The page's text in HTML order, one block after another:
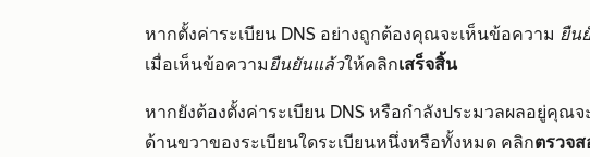
หากตั้งค่าระเบียน DNS อย่างถูกต้องคุณจะเห็นข้อความ ยืน
เมื่อเห็นข้อความยืนยันแล้วให้คลิกเสร็จสิ้น
หากยังต้องตั้งค่าระเบียน DNS หรือกำลังประมวลผลอยู่คุณ
ด้านขวาของระเบียนใดระเบียนหนึ่งหรือทั้งหมด คลิกตรวจ